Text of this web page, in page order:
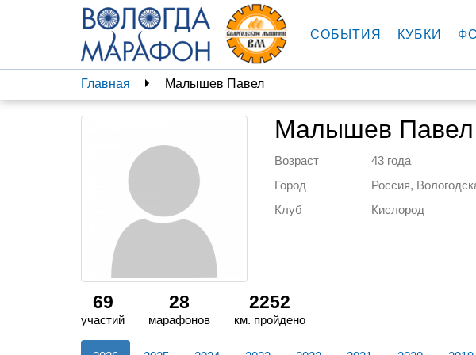
СОБЫТИЯ КУБКИ
Главная Малышев Павел
Малышев Павел
Возраст
43 года
Город
Россия,
Клуб
Кислород
69
участий
28
марафонов
2252
км. пройдено